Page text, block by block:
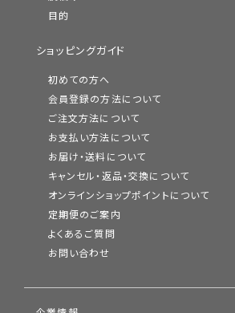
目的
ショッピングガイド
初めての方へ
会員登録の方法について
ご注文方法について
お支払い方法について
お届け・送料について
キャンセル・返品・交換について
オンラインショップポイントについて
定期便のご案内
よくあるご質問
お問い合わせ